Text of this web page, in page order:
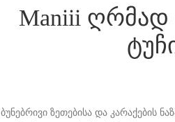
Maniii ღრმად
ბუნებრივი ზეთებისა და კარაქების